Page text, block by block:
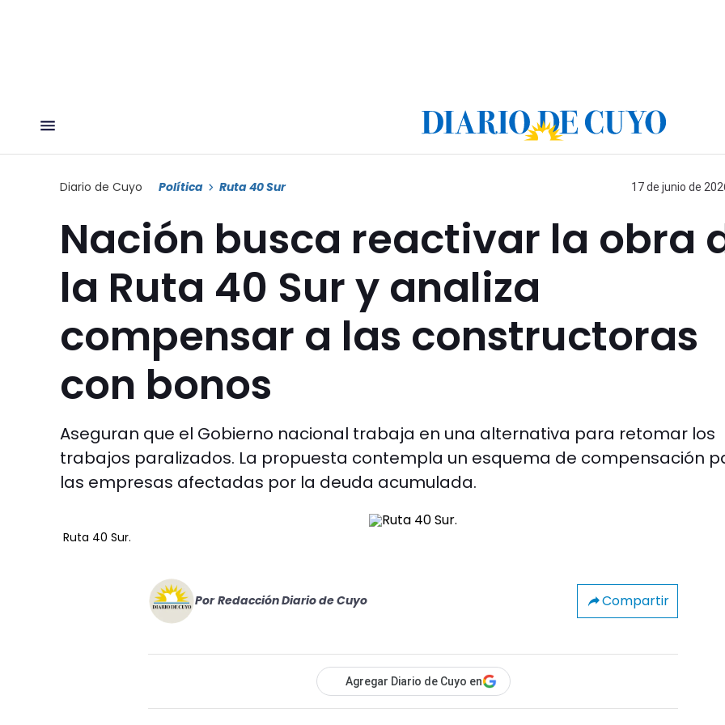
Diario de Cuyo Política Ruta 40 Sur 17 de junio de
Nación busca reactivar la obra
la Ruta 40 Sur y analiza
compensar a las constructoras
con bonos
Aseguran que el Gobierno nacional trabaja en una alternativa para retomar los
trabajos paralizados. La propuesta contempla un esquema de compensación
las empresas afectadas por la deuda acumulada.
Ruta 40 Sur.
Por Redacción Diario de Cuyo Compartir
Agregar Diario de Cuyo en